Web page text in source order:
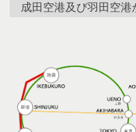
成田空港及び羽田空港